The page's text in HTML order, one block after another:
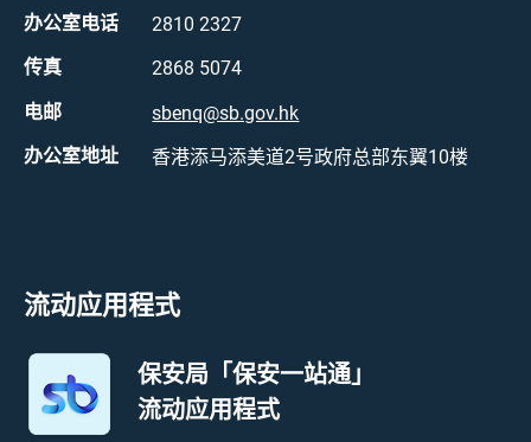
办公室电话 2810 2327
传真 2868 5074
电邮 sbenq@sb.gov.hk
办公室地址 香港添马添美道2号政府总部东翼10楼
流动应用程式
保安局「保安一站通」
流动应用程式